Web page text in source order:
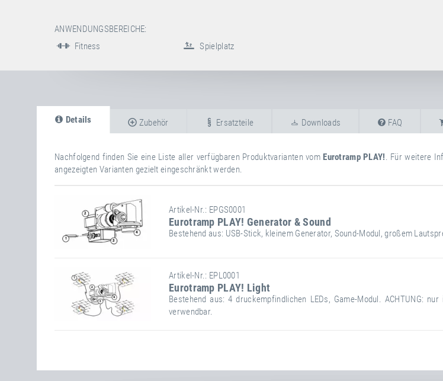
ANWENDUNGSBEREICHE:
Fitness
Spielplatz
Details
Nachfolgend finden Sie eine Liste aller verfügbaren Produktvarianten vom Eurotramp PLAY!. Für weitere
angezeigten Varianten gezielt eingeschränkt werden.
Artikel-Nr.: EPGS0001
Eurotramp PLAY! Generator & Sound
Bestehend aus: USB-Stick, kleinem Generator, Sound-Modul, großem
Artikel-Nr.: EPL0001
Eurotramp PLAY! Light
Bestehend aus: 4 druckempfindlichen LEDs, Game-Modul. ACHTUNG:
verwendbar.
Zubehör Ersatzteile Downloads FAQ